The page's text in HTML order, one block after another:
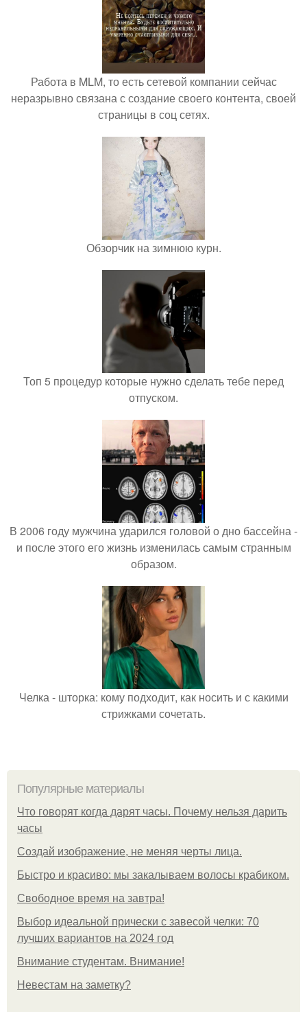
Работа в MLM, то есть сетевой компании сейчас
неразрывно связана с создание своего контента, своей
страницы в соц сетях.
Обзорчик на зимнюю курн.
Топ 5 процедур которые нужно сделать тебе перед
отпуском.
В 2006 году мужчина ударился головой о дно бассейна -
и после этого его жизнь изменилась самым странным
образом.
Челка - шторка: кому подходит, как носить и с какими
стрижками сочетать.
Популярные материалы
Что говорят когда дарят часы. Почему нельзя дарить
часы
Создай изображение, не меняя черты лица.
Быстро и красиво: мы закалываем волосы крабиком.
Свободное время на завтра!
Выбор идеальной прически с завесой челки: 70
лучших вариантов на 2024 год
Внимание студентам. Внимание!
Невестам на заметку?